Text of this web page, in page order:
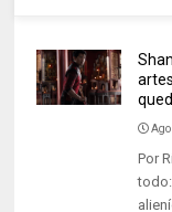
Ago
Por